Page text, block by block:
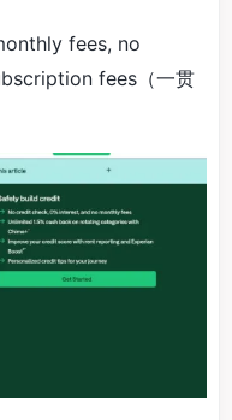
fees, no
fees（一贯